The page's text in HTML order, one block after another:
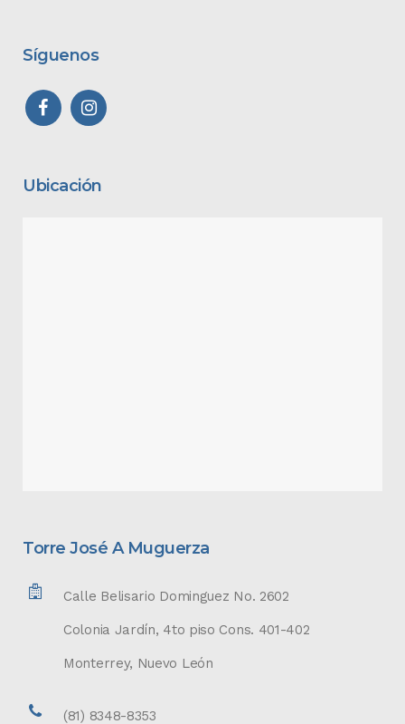
Síguenos
Ubicación
Torre José A Muguerza
Calle Belisario Dominguez No. 2602
Colonia Jardín, 4to piso Cons. 401-402
Monterrey, Nuevo León
(81) 8348-8353